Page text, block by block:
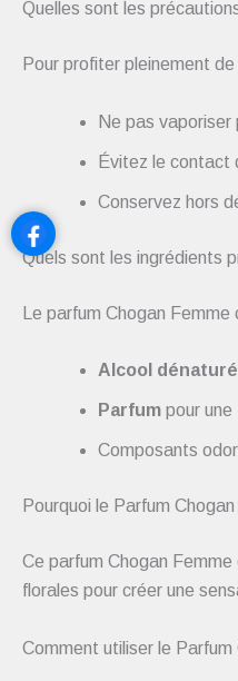
Quelles sont les
Pour profiter pleinement
Ne pas vaporiser
Évitez le contact
Conservez hors
Quels sont les ingrédients
Le parfum Chogan Femme
Alcool dénaturé
Parfum pour
Composants
Pourquoi le Parfum
Ce parfum Chogan
florales pour créer une
Comment utiliser le Parfum